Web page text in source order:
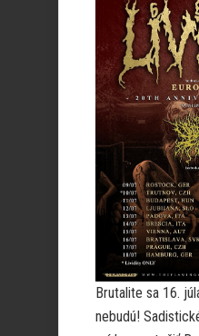
Brutalite sa 16.
nebudú!